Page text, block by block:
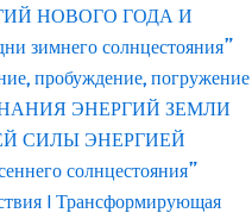
НОВОГО ГОДА И
зимнего солнцестояния”
пробуждение, погружение
ЭНЕРГИЙ ЗЕМЛИ
СИЛЫ ЭНЕРГИЕЙ
солнцестояния”
| Трансформирующая